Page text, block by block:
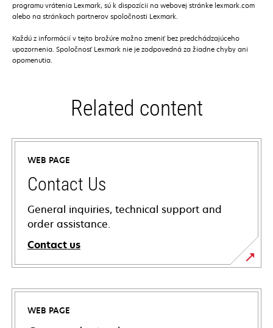
programu vrátenia Lexmark, sú k dispozícii na webovej stránke lexmark.com
alebo na stránkach partnerov spoločnosti Lexmark.
Každú z informácií v tejto brožúre možno zmeniť bez predchádzajúceho
upozornenia. Spoločnosť Lexmark nie je zodpovedná za žiadne chyby ani
opomenutia.
Related content
WEB PAGE
Contact Us
General inquiries, technical support and
order assistance.
Contact us
WEB PAGE